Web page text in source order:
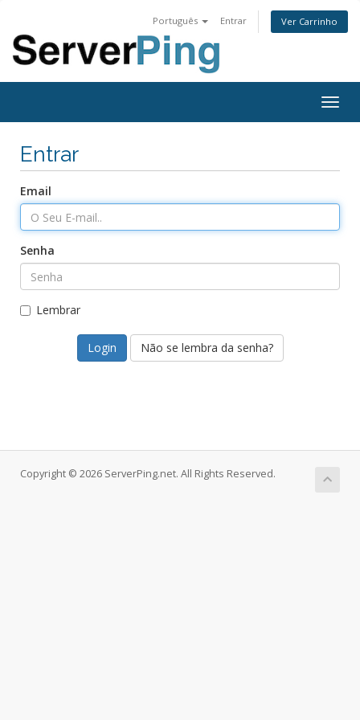
Português Entrar Ver Carrinho
Entrar
Email
Senha
Lembrar
Não se lembra da senha?
Copyright © 2026 ServerPing.net. All Rights Reserved.